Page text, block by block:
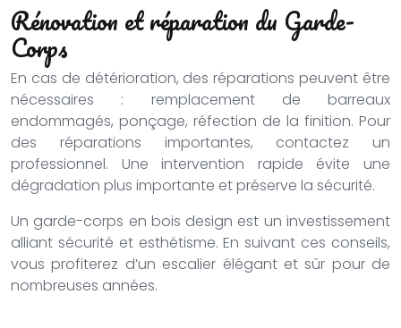
Rénovation et réparation du Garde-
Corps
En cas de détérioration, des réparations peuvent être
nécessaires : remplacement de barreaux
endommagés, ponçage, réfection de la finition. Pour
des réparations importantes, contactez un
professionnel. Une intervention rapide évite une
dégradation plus importante et préserve la sécurité.
Un garde-corps en bois design est un investissement
alliant sécurité et esthétisme. En suivant ces conseils,
vous profiterez d’un escalier élégant et sûr pour de
nombreuses années.